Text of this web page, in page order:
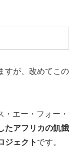
すが、改めてこの
・エー・フォー・
たアフリカの飢餓
ジェクト です。